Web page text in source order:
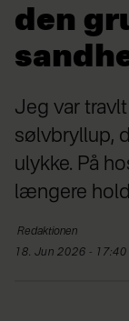
den
Jeg var
sølvbryllup,
ulykke. På
længere
Redaktionen
18. Jun 2026 - 17:40